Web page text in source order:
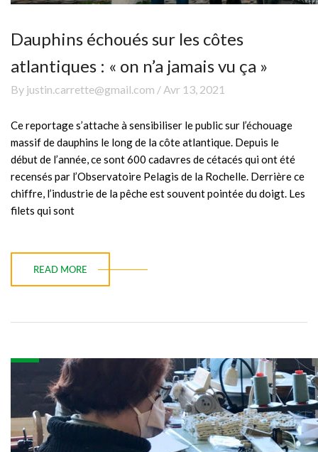
Dauphins échoués sur les côtes
atlantiques : « on n’a jamais vu ça »
By justin.carrette@gmail.com / Avr 13, 2021
Ce reportage s’attache à sensibiliser le public sur l’échouage
massif de dauphins le long de la côte atlantique. Depuis le
début de l’année, ce sont 600 cadavres de cétacés qui ont été
recensés par l’Observatoire Pelagis de la Rochelle. Derrière ce
chiffre, l’industrie de la pêche est souvent pointée du doigt. Les
filets qui sont
READ MORE